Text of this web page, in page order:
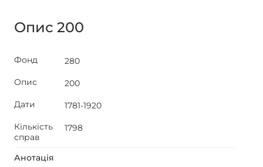
Опис 200
Фонд
280
Опис
200
Дати
1781-1920
Кількість
справ
1798
Анотація